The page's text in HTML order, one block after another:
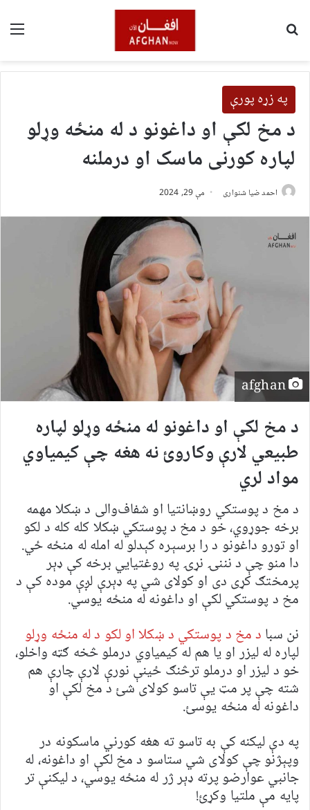
په زړه پورې
د مخ لکې او داغونو د له منځه وړلو
لپاره کورنی ماسک او درملنه
احمد ضیا شنواری مې 29, 2024
afghan
د مخ لکې او داغونو له منځه وړلو لپاره
طبیعي لارې وکاروئ نه هغه چې کیمیاوي
مواد لري
د مخ د پوستکي روښانتیا او شفاف‌والی د ښکلا مهمه
برخه جوړوي، خو د مخ د پوستکي ښکلا کله کله د لکو
او تورو داغونو د را برسېره کېدلو له امله له منځه ځي.
دا منو چې د نننۍ نړۍ په روغتیايي برخه کې ډېر
پرمختګ کړی دی او کولای شي په ډېرې لږې موده کې د
مخ د پوستکي لکې او داغونه له منځه یوسي.
نن سبا د مخ د پوستکي د ښکلا او لکو د له منځه وړلو
لپاره له لیزر او یا هم له کیمیاوي درملو څخه ګټه واخلو،
خو د لیزر او درملو ترڅنګ ځينې نورې لارې چارې هم
شته چې پر مټ یې تاسو کولای شئ د مخ لکې او
داغونه له منځه یوسئ.
په دې لیکنه کې به تاسو ته هغه کورني ماسکونه در
وپېژنو چې کولای شي ستاسو د مخ لکې او داغونه، له
جانبي عوارضو پرته ډېر ژر له منځه یوسي، د لیکنې تر
پایه مې ملتیا وکړئ!